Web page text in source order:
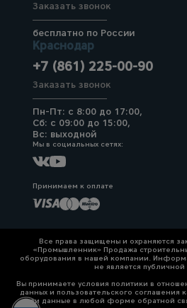
Заказать звонок
бесплатно по России
Краснодар
+7 (861) 225-00-90
Заказать звонок
Пн-Пт: с 8:00 до 17:00,
Сб: с 09:00 до 15:00,
Вс: выходной
Мы в социальных сетях:
Принимаем к оплате
Все права защищены и охраняются
«Промышленник» Продажа
оборудования в нашей компании.
не является
Вы принимаете условия политики в
данных и пользовательского соглашения
свои данные в любой форме обратной